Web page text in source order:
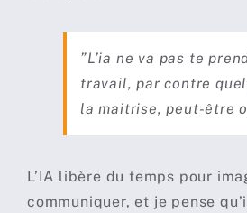
”L’ia ne va pas te
travail, par contre
la maitrise, peut-être
L’IA libère du temps pour
communiquer, et je pense